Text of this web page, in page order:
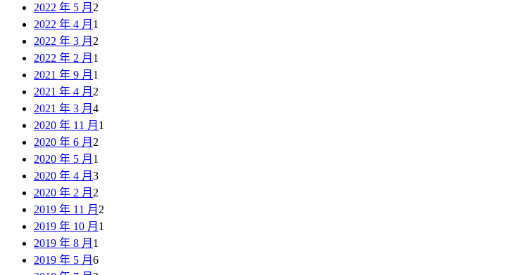
2022 年 5 月 2
2022 年 4 月 1
2022 年 3 月 2
2022 年 2 月 1
2021 年 9 月 1
2021 年 4 月 2
2021 年 3 月 4
2020 年 11 月 1
2020 年 6 月 2
2020 年 5 月 1
2020 年 4 月 3
2020 年 2 月 2
2019 年 11 月 2
2019 年 10 月 1
2019 年 8 月 1
2019 年 5 月 6